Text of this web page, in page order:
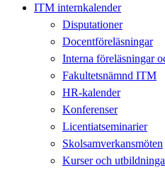
ITM internkalender
Disputationer
Docentföreläsningar
Interna föreläsningar
Fakultetsnämnd ITM
HR-kalender
Konferenser
Licentiatseminarier
Skolsamverkansmöten
Kurser och